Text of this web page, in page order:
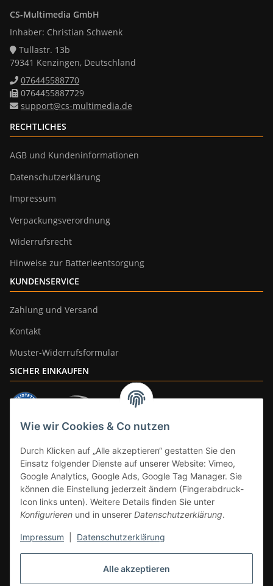
Alle akzeptieren
Wie wir Cookies & Co nutzen
Durch Klicken auf „Alle akzeptieren“ gestatten Sie den
Einsatz folgender Dienste auf unserer Website: Vimeo,
Google Analytics, Google Ads, Google Tag Manager. Sie
können die Einstellung jederzeit ändern (Fingerabdruck-
Icon links unten). Weitere Details finden Sie unter
Konfigurieren und in unserer Datenschutzerklärung.
Impressum Datenschutzerklärung
CS-Multimedia GmbH
Inhaber: Christian Schwenk
Tullastr. 13b
79341 Kenzingen, Deutschland
076445588770
0764455887729
support@cs-multimedia.de
RECHTLICHES
AGB und Kundeninformationen
Datenschutzerklärung
Impressum
Verpackungsverordnung
Widerrufsrecht
Hinweise zur Batterieentsorgung
KUNDENSERVICE
Zahlung und Versand
Kontakt
Muster-Widerrufsformular
SICHER EINKAUFEN
* Alle Preise inkl. gesetzlicher Mwst., zzgl.Versand
DE, gilt nicht für Großgeräte per Spedition). Artikel mit 0% MwSt. (gem. §